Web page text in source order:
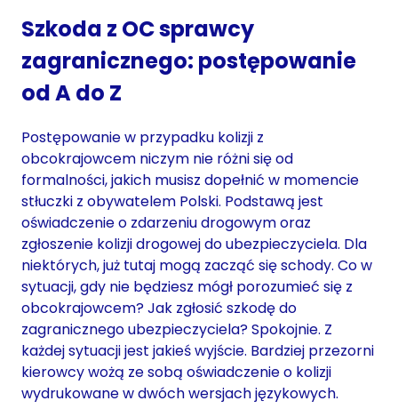
Szkoda z OC sprawcy
zagranicznego: postępowanie
od A do Z
Postępowanie w przypadku kolizji z
obcokrajowcem niczym nie różni się od
formalności, jakich musisz dopełnić w momencie
stłuczki z obywatelem Polski. Podstawą jest
oświadczenie o zdarzeniu drogowym oraz
zgłoszenie kolizji drogowej do ubezpieczyciela. Dla
niektórych, już tutaj mogą zacząć się schody. Co w
sytuacji, gdy nie będziesz mógł porozumieć się z
obcokrajowcem? Jak zgłosić szkodę do
zagranicznego ubezpieczyciela? Spokojnie. Z
każdej sytuacji jest jakieś wyjście. Bardziej przezorni
kierowcy wożą ze sobą oświadczenie o kolizji
wydrukowane w dwóch wersjach językowych.